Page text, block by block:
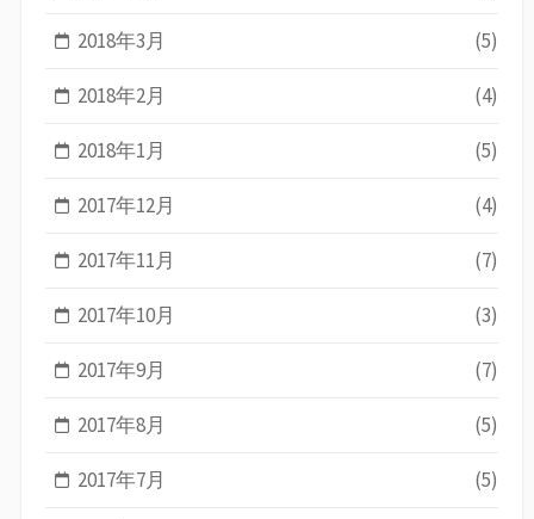
2018年3月 (5)
2018年2月 (4)
2018年1月 (5)
2017年12月 (4)
2017年11月 (7)
2017年10月 (3)
2017年9月 (7)
2017年8月 (5)
2017年7月 (5)